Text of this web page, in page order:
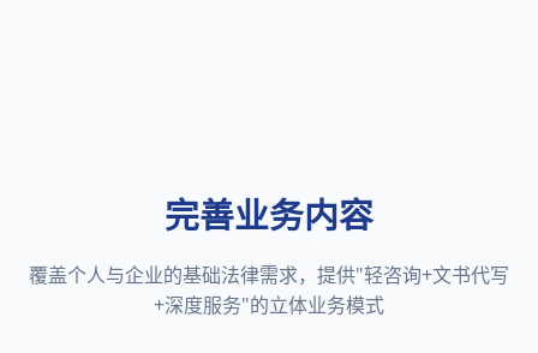
完善业务内容
覆盖个人与企业的基础法律需求，提供"轻咨询+文书代写
+深度服务"的立体业务模式